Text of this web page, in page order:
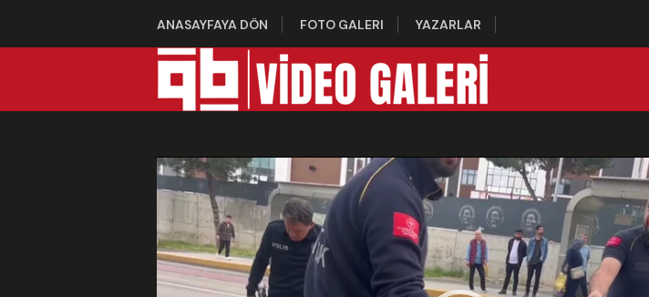
ANASAYFAYA DÖN FOTO GALERI YAZARLAR